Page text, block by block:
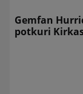
Gemfan
potkuri Kirkas